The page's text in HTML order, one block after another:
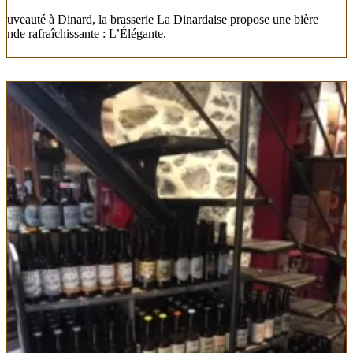
à Dinard, la brasserie La Dinardaise propose une bière
rafraîchissante : L’Élégante.